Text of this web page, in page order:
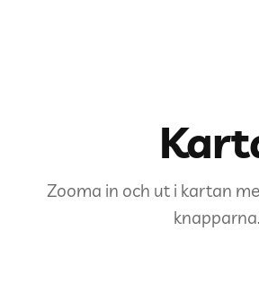
Zooma in och ut i kartan
knapparna.